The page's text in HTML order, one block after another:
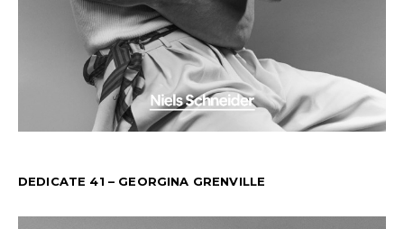
DEDICATE 41 – GEORGINA GRENVILLE